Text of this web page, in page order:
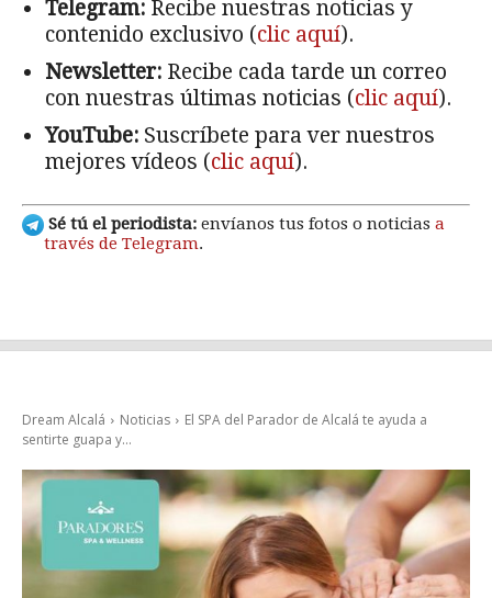
Telegram: Recibe nuestras noticias y
contenido exclusivo (clic aquí).
Newsletter: Recibe cada tarde un correo
con nuestras últimas noticias (clic aquí).
YouTube: Suscríbete para ver nuestros
mejores vídeos (clic aquí).
Sé tú el periodista: envíanos tus fotos o noticias a
través de Telegram.